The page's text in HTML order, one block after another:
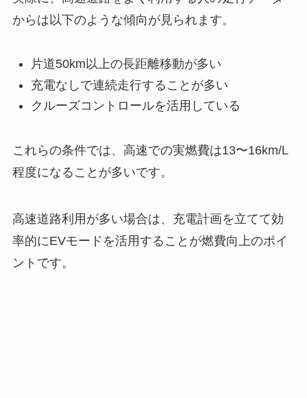
からは以下のような傾向が見られます。
片道50km以上の長距離移動が多い
充電なしで連続走行することが多い
クルーズコントロールを活用している
これらの条件では、高速での実燃費は13〜16km/L
程度になることが多いです。
高速道路利用が多い場合は、充電計画を立てて効
率的にEVモードを活用することが燃費向上のポイ
ントです。